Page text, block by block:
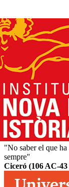
"No saber el que ha
sempre"
Ciceró (106 AC-